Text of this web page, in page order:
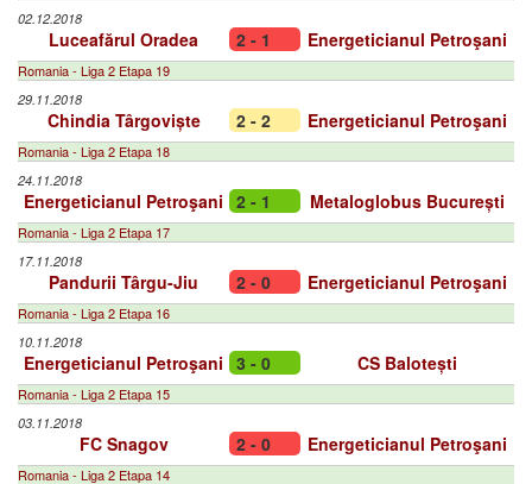
02.12.2018
Luceafărul Oradea 2 - 1 Energeticianul Petroşani
Romania - Liga 2 Etapa 19
29.11.2018
Chindia Târgoviște 2 - 2 Energeticianul Petroşani
Romania - Liga 2 Etapa 18
24.11.2018
Energeticianul Petroşani 2 - 1 Metaloglobus București
Romania - Liga 2 Etapa 17
17.11.2018
Pandurii Târgu-Jiu 2 - 0 Energeticianul Petroşani
Romania - Liga 2 Etapa 16
10.11.2018
Energeticianul Petroşani 3 - 0 CS Balotești
Romania - Liga 2 Etapa 15
03.11.2018
FC Snagov 2 - 0 Energeticianul Petroşani
Romania - Liga 2 Etapa 14